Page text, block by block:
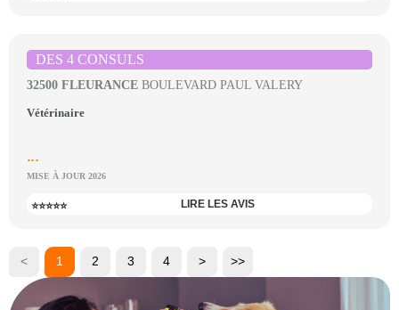
DES 4 CONSULS
32500 FLEURANCE BOULEVARD PAUL VALERY
Vétérinaire
...
MISE À JOUR 2026
⭐⭐⭐⭐⭐ LIRE LES AVIS
< 1 2 3 4 > >>